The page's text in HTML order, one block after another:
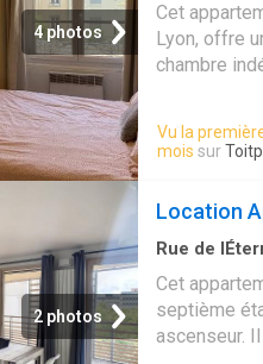
4 photos
Cet
Lyon, offre
chambre
Vu la
mois sur
2 photos
Location
Rue de
Cet
septième
ascenseur.